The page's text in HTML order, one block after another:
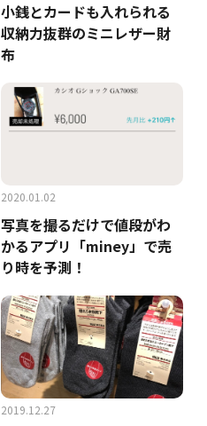
小銭とカードも入れられる
収納力抜群のミニレザー財
布
2020.01.02
写真を撮るだけで値段がわ
かるアプリ「miney」で売
り時を予測！
2019.12.27